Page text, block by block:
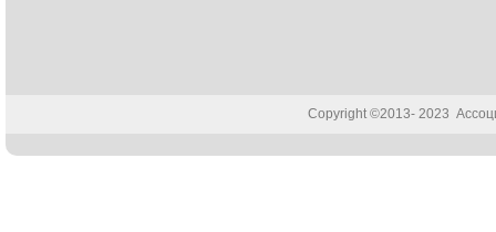
Copyright ©2013- 2023